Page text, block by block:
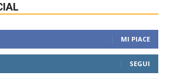
MI PIACE
SEGUI